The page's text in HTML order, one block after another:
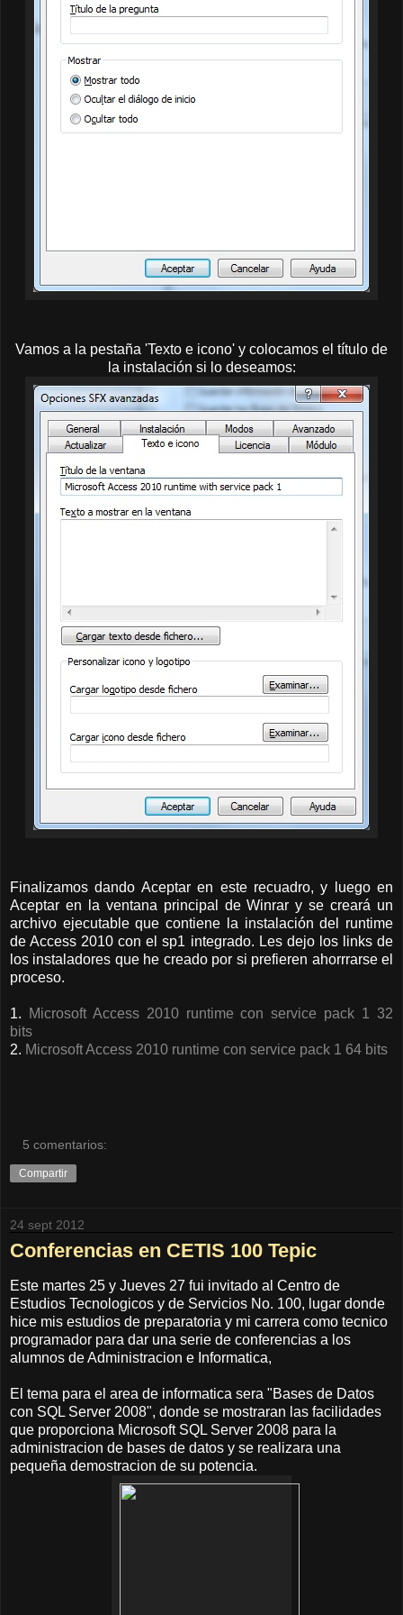
Vamos a la pestaña 'Texto e icono' y colocamos el título de
la instalación si lo deseamos:
Finalizamos dando Aceptar en este recuadro, y luego en
Aceptar en la ventana principal de Winrar y se creará un
archivo ejecutable que contiene la instalación del runtime
de Access 2010 con el sp1 integrado. Les dejo los links de
los instaladores que he creado por si prefieren ahorrrarse el
proceso.
1.
Microsoft Access 2010 runtime con service pack 1 32
bits
2. Microsoft Access 2010 runtime con service pack 1 64 bits
5 comentarios:
Compartir
24 sept 2012
Conferencias en CETIS 100 Tepic
Este martes 25 y Jueves 27 fui invitado al Centro de
Estudios Tecnologicos y de Servicios No. 100, lugar donde
hice mis estudios de preparatoria y mi carrera como tecnico
programador para dar una serie de conferencias a los
alumnos de Administracion e Informatica,
El tema para el area de informatica sera "Bases de Datos
con SQL Server 2008", donde se mostraran las facilidades
que proporciona Microsoft SQL Server 2008 para la
administracion de bases de datos y se realizara una
pequeña demostracion de su potencia.